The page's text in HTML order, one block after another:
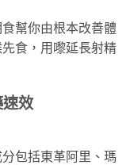
幫你由根本改善體
食，用嚟延長射精
效
包括東革阿里、瑪